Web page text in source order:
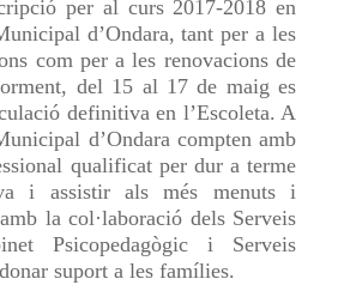
per al curs 2017-2018 en
d’Ondara, tant per a les
com per a les renovacions de
del 15 al 17 de maig es
definitiva en l’Escoleta. A
d’Ondara compten amb
qualificat per dur a terme
i assistir als més menuts i
la col·laboració dels Serveis
Psicopedagògic i Serveis
suport a les famílies.